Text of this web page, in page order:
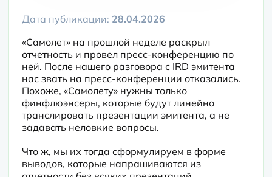
Дата публикации: 28.04.2026
«Самолет» на прошлой неделе раскрыл
отчетность и провел пресс-конференцию по
ней. После нашего разговора с IRD эмитента
нас звать на пресс-конференции отказались.
Похоже, «Самолету» нужны только
финфлюэнсеры, которые будут линейно
транслировать презентации эмитента, а не
задавать неловкие вопросы.
Что ж, мы их тогда сформулируем в форме
выводов, которые напрашиваются из